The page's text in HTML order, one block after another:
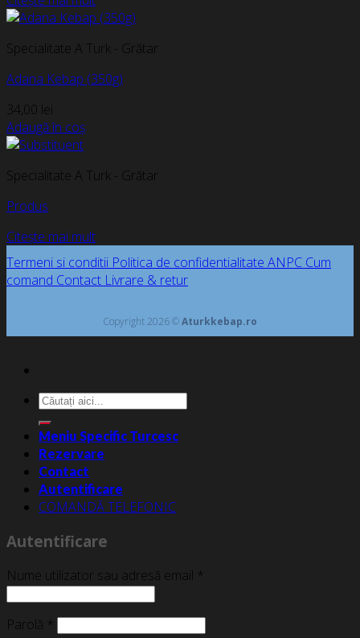
Specialitate A Turk - Grătar
Adana Kebap (350g)
34,00 lei
Adaugă în coș
Specialitate A Turk - Grătar
Produs
Citește mai mult
Termeni si conditii Politica de confidentialitate ANPC Cum
comand Contact Livrare & retur
Copyright 2026 ©Aturkkebap.ro
Caută
după:
Meniu Specific Turcesc
Rezervare
Contact
Autentificare
COMANDĂ TELEFONIC
Autentificare
Nume utilizator sau adresă email *
Parolă *